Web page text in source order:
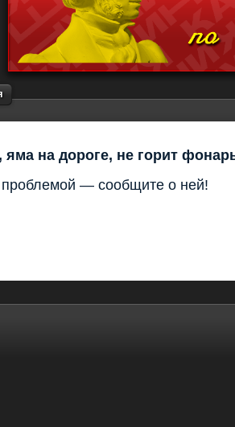
яма на дороге, не горит
проблемой — сообщите о ней!